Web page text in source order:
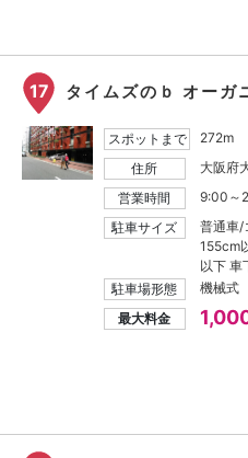
17 タイムズのｂ オーガ
スポットまで
272m
住所
大阪府
営業時間
9:00～
駐車サイズ
普通車/
155cm
以下 車
駐車場形態
機械式
最大料金